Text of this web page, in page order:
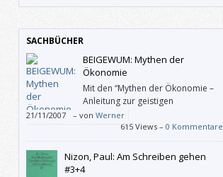
SACHBÜCHER
BEIGEWUM: Mythen der
Ökonomie
Mit den “Mythen der Ökonomie –
Anleitung zur geistigen
Selbstverteidigung in
Wirtschaftsfragen” wollte BEIGEWUM ein
„kompaktes Nachschlagewerk und
Argumentationshilfen für ökonomie-kritische
Debatten“ liefern. Das ist ihnen gelungen.
21/11/2007 – von Werner
615 Views – 0 Kommentare
Nizon, Paul: Am Schreiben gehen
#3+4